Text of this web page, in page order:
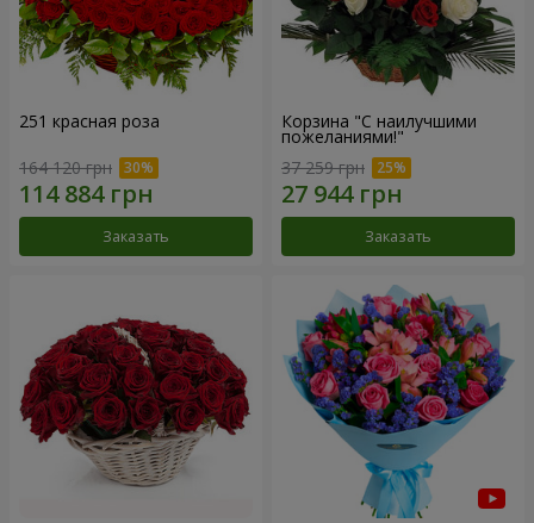
251 красная роза
164 120 грн
Заказать
Корзина "С наилучшими
пожеланиями!"
37 259 грн
Заказать